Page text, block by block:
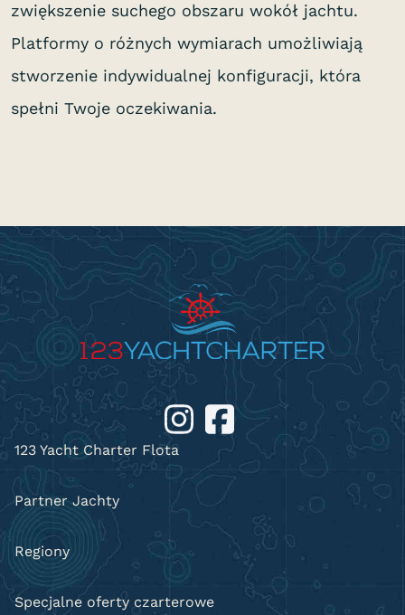
zwiększenie suchego obszaru wokół jachtu.
Platformy o różnych wymiarach umożliwiają
stworzenie indywidualnej konfiguracji, która
spełni Twoje oczekiwania.
123 Yacht Charter Flota
Partner Jachty
Regiony
Specjalne oferty czarterowe